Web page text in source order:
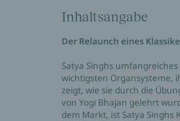
Inhaltsangabe
Der Relaunch eines
Satya Singhs
wichtigsten Organsysteme,
zeigt, wie sie durch die
von Yogi Bhajan gelehrt
dem Markt, ist Satya